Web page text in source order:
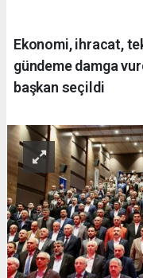
Ekonomi, ihracat,
gündeme damga
başkan seçildi